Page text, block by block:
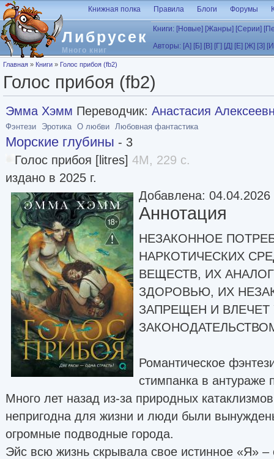
Перейти к основному содержанию
Либрусек
Много книг
Книжная полка Правила Блоги Форумы
Книги: [Новые] [Жанры] [Серии]
Авторы: [А] [Б] [В] [Г] [Д] [Е] [Ж] [З]
Вы здесь
Главная » Книги » Голос прибоя (fb2)
Голос прибоя (fb2)
Эмма Хэмм Переводчик: Анастасия
Фэнтези Эротика О любви Любовная фантастика
Морские глубины - 3
Голос прибоя [litres] 4M, 229 с.
издано в 2025 г.
Добавлена: 04.04.2026
Аннотация
НЕЗАКОННОЕ
НАРКОТИЧЕСКИХ
ВЕЩЕСТВ, ИХ
ЗДОРОВЬЮ, ИХ
ЗАПРЕЩЕН И
Романтическое
стимпанка в антураже
Много лет назад из-за природных
непригодна для жизни и люди были
огромные подводные города.
Эйс всю жизнь скрывала свое истинное «Я» –